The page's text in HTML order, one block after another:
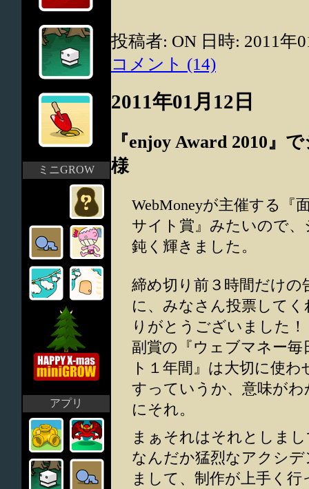
ミニGROW
アプリ
投稿者: ON 日時: 2011年
コメント (14)
2011年01月12日
『enjoy Award 2010』
様
WebMoneyが主催する『
サイト賞』みたいので
鈍く輝きました。
締め切り前３時間だけの
に、みなさん投票して
りがとうございました！
副賞の『ウェブマネー毎
ト１年間』は大切に使
すっていうか、意味が
にそれ。
まぁそれはそれとしま
なんだか猛烈なアクシ
まして、制作が上手く